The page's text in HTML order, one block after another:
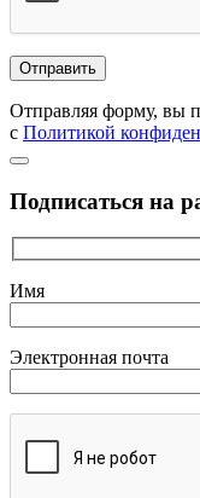
Отправляя форму, вы
с Политикой
Подписаться на
Имя
Электронная почта